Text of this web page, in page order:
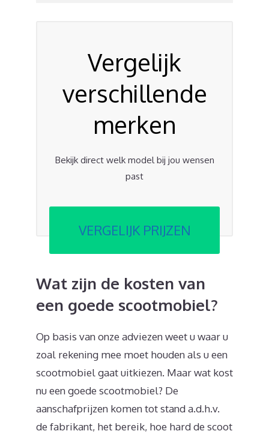
Vergelijk
verschillende
merken
Bekijk direct welk model bij jou wensen
past
VERGELIJK PRIJZEN
Wat zijn de kosten van
een goede scootmobiel?
Op basis van onze adviezen weet u waar u
zoal rekening mee moet houden als u een
scootmobiel gaat uitkiezen. Maar wat kost
nu een goede scootmobiel? De
aanschafprijzen komen tot stand a.d.h.v.
de fabrikant, het bereik, hoe hard de scoot